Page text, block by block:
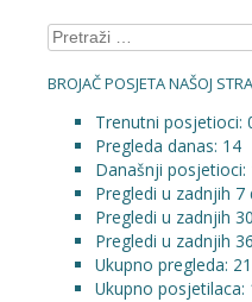
Pretraga:
BROJAČ POSJETA NAŠOJ
Trenutni posjetioci:
Pregleda danas: 14
Današnji posjetioci:
Pregledi u zadnjih 7
Pregledi u zadnjih
Pregledi u zadnjih
Ukupno pregleda:
Ukupno posjetilaca: